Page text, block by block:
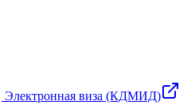
Электронная виза (КДМИД)